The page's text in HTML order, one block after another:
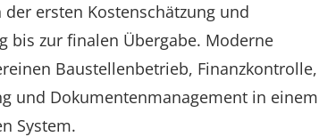
ersten Kostenschätzung und
bis zur finalen Übergabe. Moderne
Baustellenbetrieb, Finanzkontrolle,
und Dokumentenmanagement in einem
System.